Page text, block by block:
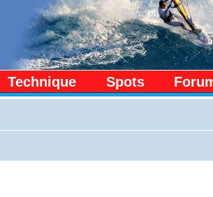
Technique Spots